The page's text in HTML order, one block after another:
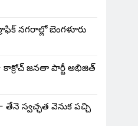
నగరాల్లో బెంగళూరు
జనతా పార్టీ అభిజిత్
తేనె స్వచ్ఛత వెనుక పచ్చి